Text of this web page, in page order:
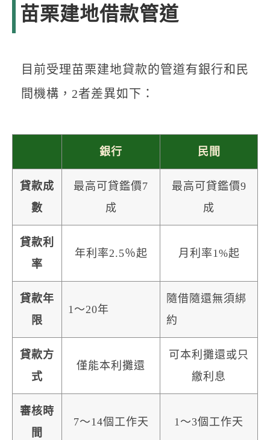
苗栗建地借款管道
目前受理苗栗建地貸款的管道有銀行和民
間機構，2者差異如下：
銀行 民間
貸款成
數
最高可貸鑑價7
成
最高可貸鑑價9
成
貸款利
率
年利率2.5％起 月利率1%起
貸款年
限
1～20年
隨借隨還無須綁
約
貸款方
式
僅能本利攤還
可本利攤還或只
繳利息
審核時
間
7～14個工作天 1～3個工作天